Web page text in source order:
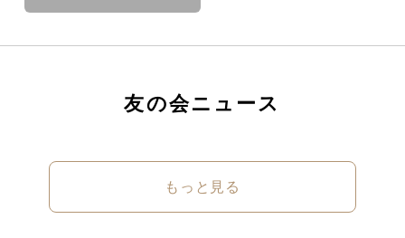
友の会ニュース
もっと見る